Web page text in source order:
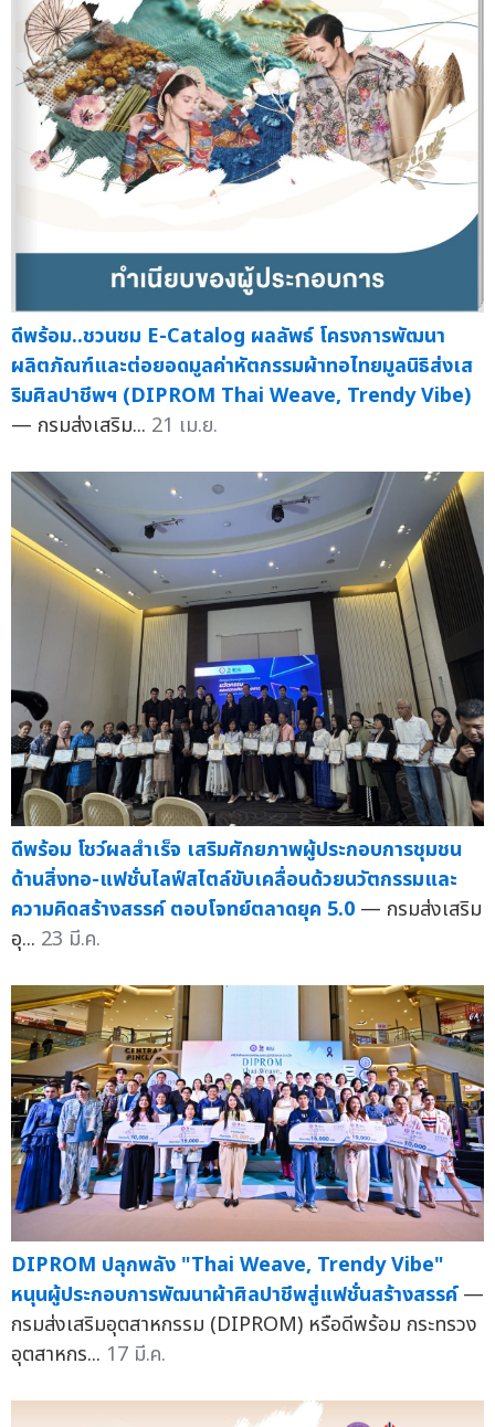
ดีพร้อม..ชวนชม E-Catalog ผลลัพธ์ โครงการพัฒนา
ผลิตภัณฑ์และต่อยอดมูลค่าหัตกรรมผ้าทอไทยมูลนิธิส่งเส
ริมศิลปาชีพฯ (DIPROM Thai Weave, Trendy Vibe)
— กรมส่งเสริม... 21 เม.ย.
ดีพร้อม โชว์ผลสำเร็จ เสริมศักยภาพผู้ประกอบการชุมชน
ด้านสิ่งทอ-แฟชั่นไลฟ์สไตล์ขับเคลื่อนด้วยนวัตกรรมและ
ความคิดสร้างสรรค์ ตอบโจทย์ตลาดยุค 5.0 — กรมส่งเสริม
อุ... 23 มี.ค.
DIPROM ปลุกพลัง "Thai Weave, Trendy Vibe"
หนุนผู้ประกอบการพัฒนาผ้าศิลปาชีพสู่แฟชั่นสร้างสรรค์ —
กรมส่งเสริมอุตสาหกรรม (DIPROM) หรือดีพร้อม กระทรวง
อุตสาหกร... 17 มี.ค.